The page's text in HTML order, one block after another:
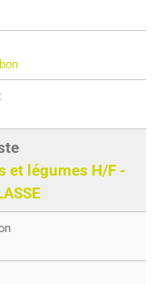
et légumes H/F -